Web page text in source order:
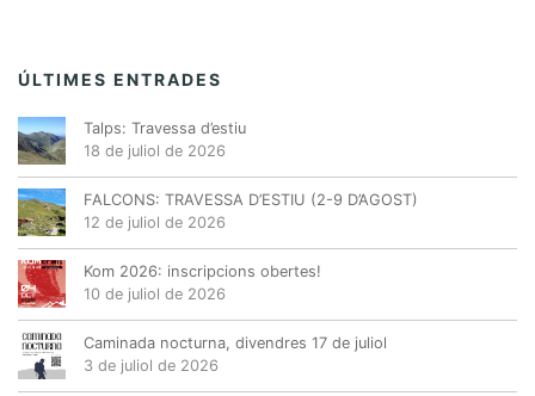
ÚLTIMES ENTRADES
Talps: Travessa d’estiu
18 de juliol de 2026
FALCONS: TRAVESSA D’ESTIU (2-9 D’AGOST)
12 de juliol de 2026
Kom 2026: inscripcions obertes!
10 de juliol de 2026
Caminada nocturna, divendres 17 de juliol
3 de juliol de 2026